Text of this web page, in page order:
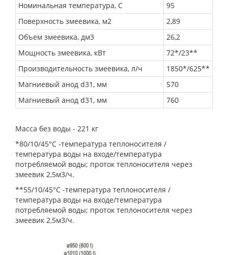
Номинальная температура, С
95
Поверхность змеевика, м2
2,89
Объем змеевика, дм3
26,2
Мощность змеевика, кВт
72*/23**
Производительность змеевика, л/ч
1850*/625**
Магниевый анод d31, мм
570
Магниевый анод d31, мм
760
Масса без воды - 221 кг
*80/10/45°C -температура теплоносителя /
температура воды на входе/температура
потребляемой воды; проток теплоносителя через
змеевик 2,5м3/ч.
**55/10/45°C -температура теплоносителя /
температура воды на входе/температура
потребляемой воды; проток теплоносителя через
змеевик 2,5м3/ч.